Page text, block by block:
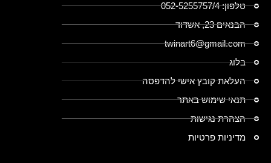
טלפון: 052-5255757/4
הבנאים 23, אשדוד
twinart6@gmail.com
בלוג
העלאת קובץ אישי להדפסה
תנאי שימוש באתר
הצהרת נגישות
מדיניות פרטיות